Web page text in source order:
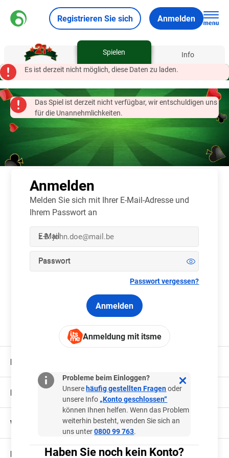
Registrieren Sie sich Anmelden
Über Spielen
Info
Es ist derzeit nicht möglich, diese Daten zu laden.
Das Spiel ist derzeit nicht verfügbar, wir entschuldigen uns
für die Unannehmlichkeiten.
Brauchen Sie Hilfe?
Datenschutz und Sicherheit
Wo und wie spielen?
Mehr als nur spielen
Anmelden
Melden Sie sich mit Ihrer E-Mail-Adresse und
Ihrem Passwort an
E-Mail
Passwort
Passwort vergessen?
Anmelden
Anmeldung mit itsme
Probleme beim Einloggen?
Unserehäufig gestellten Fragenoder
unsere Info „Konto geschlossen“
können Ihnen helfen. Wenn das Problem
weiterhin besteht, wenden Sie sich an
uns unter0800 99 763.
Haben Sie noch kein Konto?